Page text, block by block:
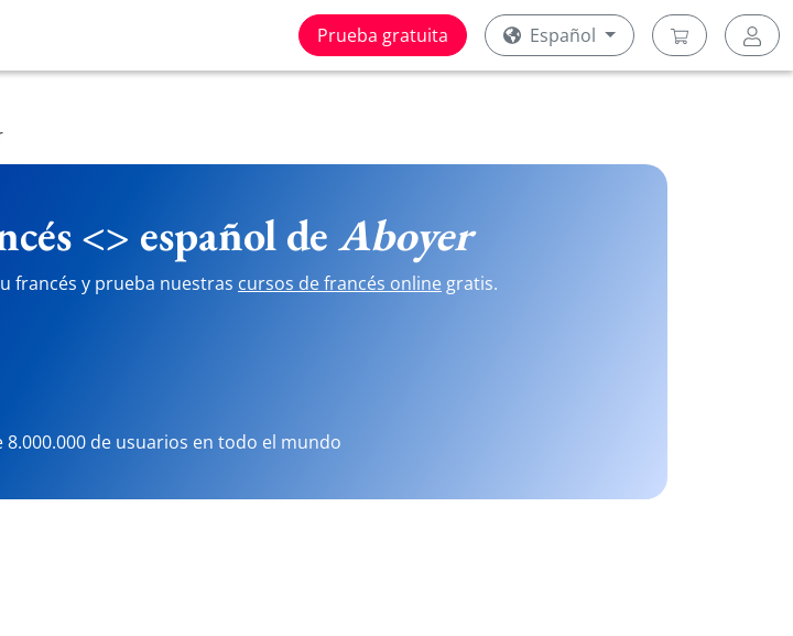
Prueba gratuita Español
<> español deAboyer
francés y prueba nuestras cursos de francés online gratis.
de usuarios en todo el mundo